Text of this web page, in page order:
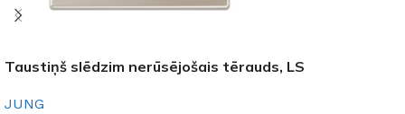
Taustiņš slēdzim nerūsējošais tērauds, LS
JUNG